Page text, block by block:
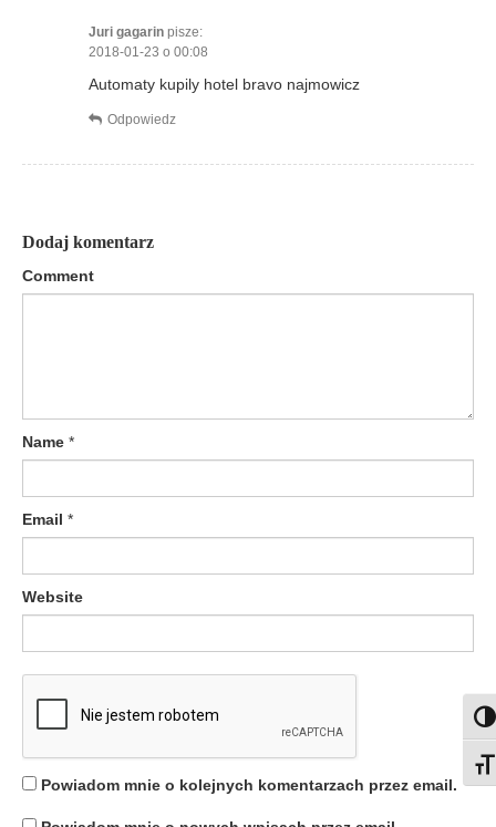
s
u
Juri gagarin pisze:
2018-01-23 o 00:08
Automaty kupily hotel bravo najmowicz
Odpowiedz
Dodaj komentarz
Comment
Name *
Email *
Website
Powiadom mnie o kolejnych komentarzach przez email.